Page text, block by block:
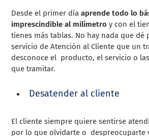
Desde el primer díaaprende todo lo
imprescindible al milímetroy con el
tienes más tablas. No hay nada que
servicio de Atención al Cliente que un
desconoce el producto, el servicio o
que tramitar.
Desatender al cliente
El cliente siempre quiere sentirse
por lo que olvidarte o despreocuparte